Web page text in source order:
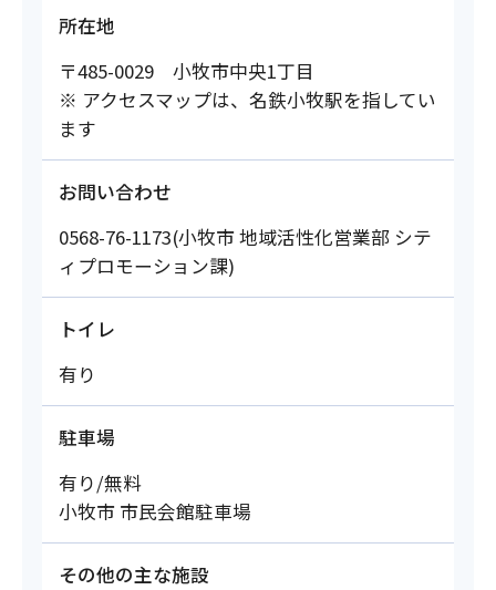
所在地
〒485-0029 小牧市中央1丁目
※ アクセスマップは、名鉄小牧駅を指してい
ます
お問い合わせ
0568-76-1173(小牧市 地域活性化営業部 シテ
ィプロモーション課)
トイレ
有り
駐車場
有り/無料
小牧市 市民会館駐車場
その他の主な施設